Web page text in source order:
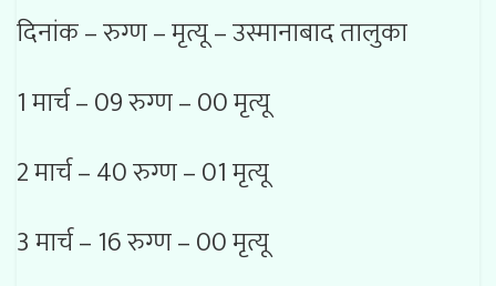
दिनांक – रुग्ण – मृत्यू – उस्मानाबाद तालुका
1 मार्च – 09 रुग्ण – 00 मृत्यू
2 मार्च – 40 रुग्ण – 01 मृत्यू
3 मार्च – 16 रुग्ण – 00 मृत्यू